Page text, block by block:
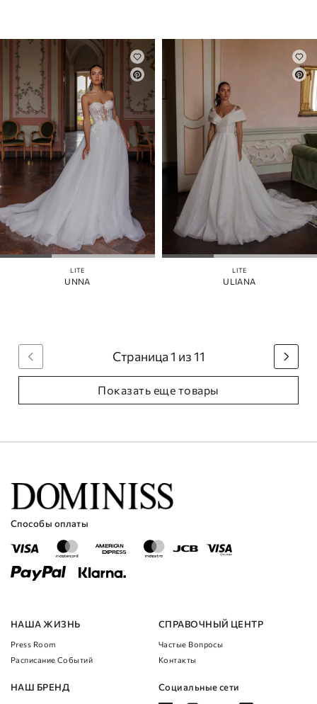
LITE
UNNA
LITE
ULIANA
Страница 1 из 11
Показать еще товары
НАША ЖИЗНЬ
Press Room
Расписание Cобытий
НАШ БРЕНД
СПРАВОЧНЫЙ ЦЕНТР
Частые Вопросы
Контакты
Социальные сети
Способы оплаты